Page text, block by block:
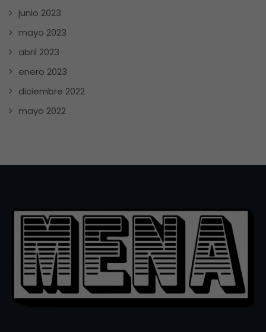
junio 2023
mayo 2023
abril 2023
enero 2023
diciembre 2022
mayo 2022